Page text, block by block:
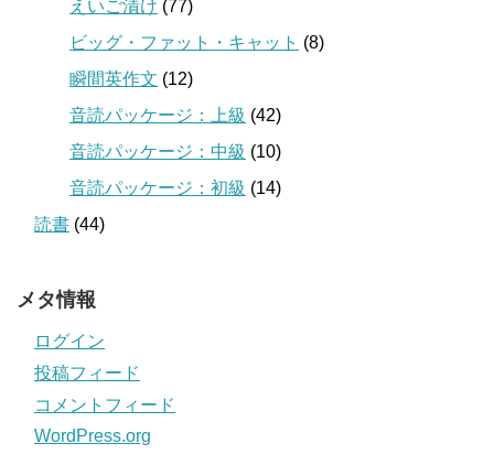
えいご漬け (77)
ビッグ・ファット・キャット (8)
瞬間英作文 (12)
音読パッケージ：上級 (42)
音読パッケージ：中級 (10)
音読パッケージ：初級 (14)
読書 (44)
メタ情報
ログイン
投稿フィード
コメントフィード
WordPress.org